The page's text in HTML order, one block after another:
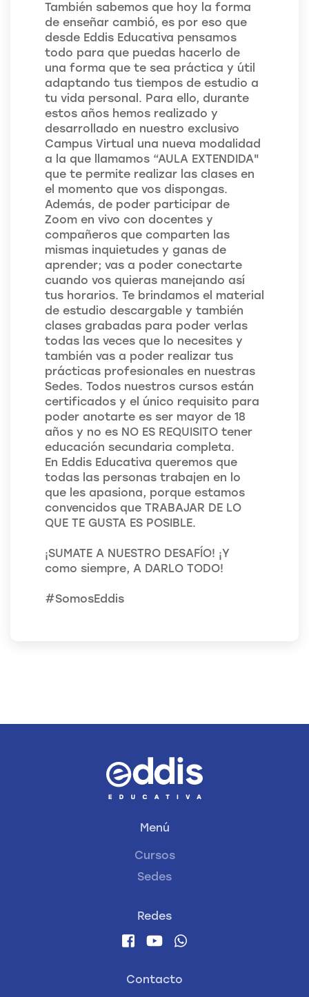
También sabemos que hoy la forma
de enseñar cambió, es por eso que
desde Eddis Educativa pensamos
todo para que puedas hacerlo de
una forma que te sea práctica y útil
adaptando tus tiempos de estudio a
tu vida personal. Para ello, durante
estos años hemos realizado y
desarrollado en nuestro exclusivo
Campus Virtual una nueva modalidad
a la que llamamos “AULA EXTENDIDA"
que te permite realizar las clases en
el momento que vos dispongas.
Además, de poder participar de
Zoom en vivo con docentes y
compañeros que comparten las
mismas inquietudes y ganas de
aprender; vas a poder conectarte
cuando vos quieras manejando así
tus horarios. Te brindamos el material
de estudio descargable y también
clases grabadas para poder verlas
todas las veces que lo necesites y
también vas a poder realizar tus
prácticas profesionales en nuestras
Sedes. Todos nuestros cursos están
certificados y el único requisito para
poder anotarte es ser mayor de 18
años y no es NO ES REQUISITO tener
educación secundaria completa.
En Eddis Educativa queremos que
todas las personas trabajen en lo
que les apasiona, porque estamos
convencidos que TRABAJAR DE LO
QUE TE GUSTA ES POSIBLE.
¡SUMATE A NUESTRO DESAFÍO! ¡Y
como siempre, A DARLO TODO!
#SomosEddis
Menú
Cursos
Sedes
Redes
Contacto